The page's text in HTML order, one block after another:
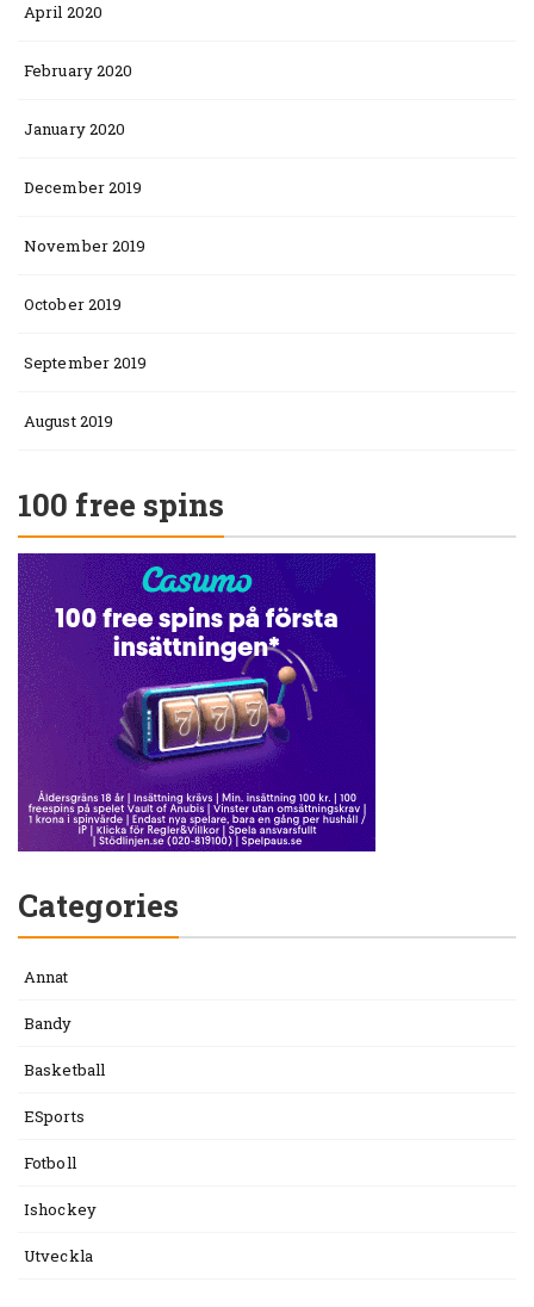
April 2020
February 2020
January 2020
December 2019
November 2019
October 2019
September 2019
August 2019
100 free spins
Categories
Annat
Bandy
Basketball
ESports
Fotboll
Ishockey
Utveckla